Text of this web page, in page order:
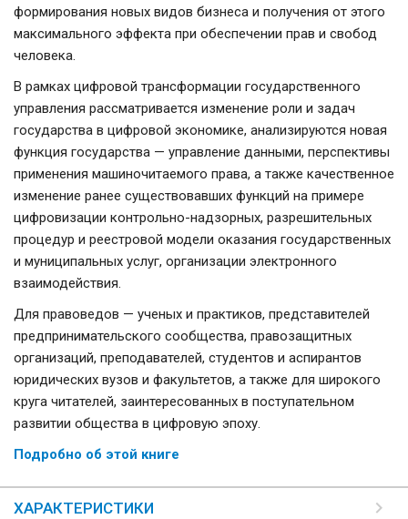
формирования новых видов бизнеса и получения от этого
максимального эффекта при обеспечении прав и свобод
человека.
В рамках цифровой трансформации государственного
управления рассматривается изменение роли и задач
государства в цифровой экономике, анализируются новая
функция государства — управление данными, перспективы
применения машиночитаемого права, а также качественное
изменение ранее существовавших функций на примере
цифровизации контрольно-надзорных, разрешительных
процедур и реестровой модели оказания государственных
и муниципальных услуг, организации электронного
взаимодействия.
Для правоведов — ученых и практиков, представителей
предпринимательского сообщества, правозащитных
организаций, преподавателей, студентов и аспирантов
юридических вузов и факультетов, а также для широкого
круга читателей, заинтересованных в поступательном
развитии общества в цифровую эпоху.
Подробно об этой книге
ХАРАКТЕРИСТИКИ